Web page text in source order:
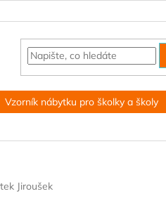
Vzorník nábytku pro školky a školy
Jiroušek